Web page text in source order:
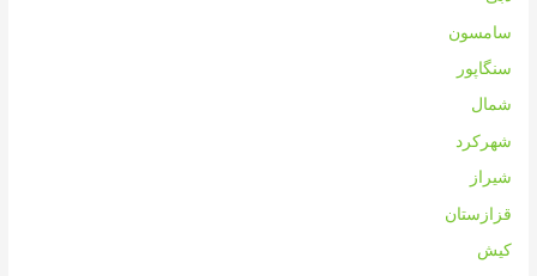
سامسون
سنگاپور
شمال
شهرکرد
شیراز
قزازستان
کیش